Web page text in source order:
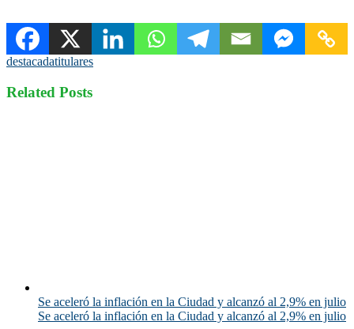
destacadatitulares
Related Posts
Se aceleró la inflación en la Ciudad y alcanzó al 2,9% en julio
Se aceleró la inflación en la Ciudad y alcanzó al 2,9% en julio